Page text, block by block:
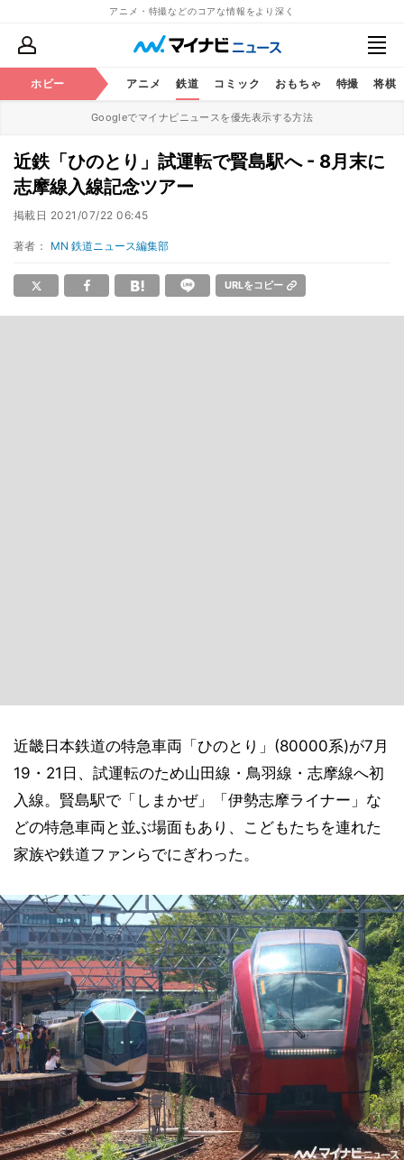
アニメ・特撮などのコアな情報をより深く
ホビー アニメ 鉄道 コミック おもちゃ 特撮 将棋
Googleでマイナビニュースを優先表示する方法
近鉄「ひのとり」試運転で賢島駅へ - 8月末に
志摩線入線記念ツアー
掲載日 2021/07/22 06:45
著者： MN 鉄道ニュース編集部
URLをコピー
近畿日本鉄道の特急車両「ひのとり」(80000系)が7月
19・21日、試運転のため山田線・鳥羽線・志摩線へ初
入線。賢島駅で「しまかぜ」「伊勢志摩ライナー」な
どの特急車両と並ぶ場面もあり、こどもたちを連れた
家族や鉄道ファンらでにぎわった。